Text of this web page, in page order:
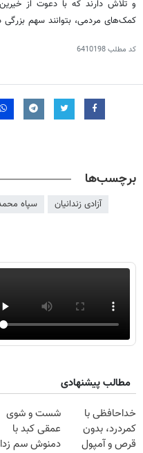
و تلاش دارند که با دعوت از
کمک‌های مردمی، بتوانند سهم بزرگی
کد مطلب6410198
برچسب‌ها
آزادی زندانیان سپاه
مطالب پیشنهادی
خداحافظی با
کمردرد، بدون
قرص و آمپول
شست و شوی
عمقی کبد با
دمنوش سم